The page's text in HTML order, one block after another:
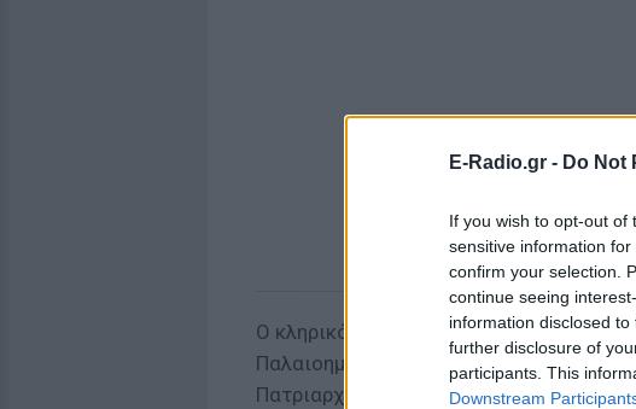
E-Radio.gr - Do Not
If you wish to opt-out of
sensitive information
confirm your selection.
continue seeing
information disclosed
further disclosure of
participants. This
Downstream
Ο κληρικός υπήρξε επίσκοπος και
Παλαιοημερολογιτών, απ' όπου ζήτησε
Πατριαρχείο, μαζί με τον –επίσης